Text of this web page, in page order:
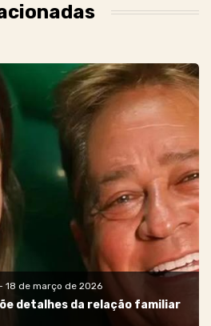
18 de março de 2026
detalhes da relação familiar